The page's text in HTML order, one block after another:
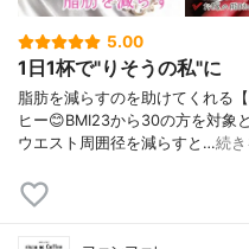
5.00
1日1杯で"りそうの私"に
脂肪を減らすのを助けてくれる
ヒー😊BMI23から30の方を対象
ウエスト周囲径を減らすと…続